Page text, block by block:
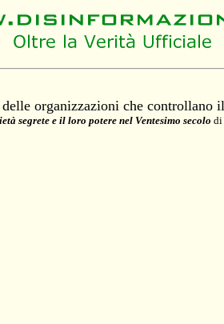
organizzazioni che controllano
segrete e il loro potere nel Ventesimo secolo di